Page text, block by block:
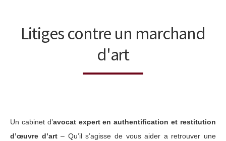
Litiges contre un marchand
d'art
Un cabinet d’avocat expert en authentification et restitution
d’œuvre d’art– Qu’il s’agisse de vous aider a retrouver une